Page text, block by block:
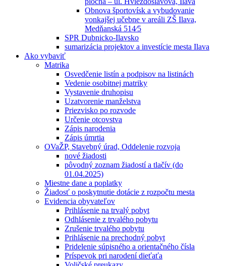
Obnova športovísk a vybudovanie
vonkajšej učebne v areáli ZŠ Ilava,
Medňanská 514⁄5
SPR Dubnicko-Ilavsko
sumarizácia projektov a investície mesta Ilava
Ako vybaviť
Matrika
Osvedčenie listín a podpisov na listinách
Vedenie osobitnej matriky
Vystavenie druhopisu
Uzatvorenie manželstva
Priezvisko po rozvode
Určenie otcovstva
Zápis narodenia
Zápis úmrtia
OVaŽP, Stavebný úrad, Oddelenie rozvoja
nové žiadosti
pôvodný zoznam žiadostí a tlačív (do
01.04.2025)
Miestne dane a poplatky
Žiadosť o poskytnutie dotácie z rozpočtu mesta
Evidencia obyvateľov
Prihlásenie na trvalý pobyt
Odhlásenie z trvalého pobytu
Zrušenie trvalého pobytu
Prihlásenie na prechodný pobyt
Pridelenie súpisného a orientačného čísla
Príspevok pri narodení dieťaťa